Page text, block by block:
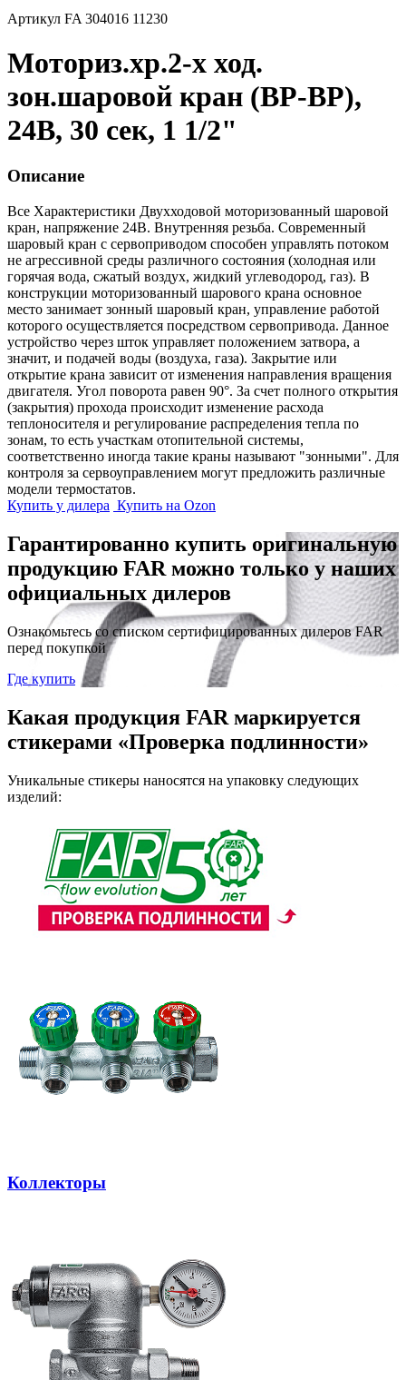
Артикул FA 304016 11230
Моториз.хр.2-х ход.
зон.шаровой кран (ВР-ВР),
24В, 30 сек, 1 1/2"
Описание
Все Характеристики Двухходовой моторизованный шаровой
кран, напряжение 24В. Внутренняя резьба. Современный
шаровый кран с сервоприводом способен управлять потоком
не агрессивной среды различного состояния (холодная или
горячая вода, сжатый воздух, жидкий углеводород, газ). В
конструкции моторизованный шарового крана основное
место занимает зонный шаровый кран, управление работой
которого осуществляется посредством сервопривода. Данное
устройство через шток управляет положением затвора, а
значит, и подачей воды (воздуха, газа). Закрытие или
открытие крана зависит от изменения направления вращения
двигателя. Угол поворота равен 90°. За счет полного открытия
(закрытия) прохода происходит изменение расхода
теплоносителя и регулирование распределения тепла по
зонам, то есть участкам отопительной системы,
соответственно иногда такие краны называют "зонными". Для
контроля за сервоуправлением могут предложить различные
модели термостатов.
Купить у дилера Купить на Ozon
Гарантированно купить оригинальную
продукцию FAR можно только у наших
официальных дилеров
Ознакомьтесь со списком сертифицированных дилеров FAR
перед покупкой
Где купить
Какая продукция FAR маркируется
стикерами «Проверка подлинности»
Уникальные стикеры наносятся на упаковку следующих
изделий:
Коллекторы